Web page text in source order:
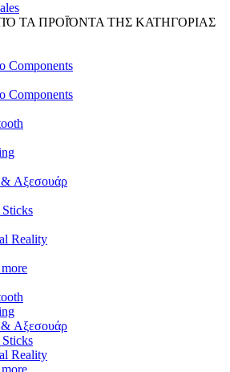
ΤΑ ΠΡΟΪΌΝΤΑ ΤΗΣ ΚΑΤΗΓΟΡΙΑΣ
Components
Components
Αξεσουάρ
Reality
Αξεσουάρ
Reality